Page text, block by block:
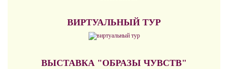
ВИРТУАЛЬНЫЙ ТУР
ВЫСТАВКА "ОБРАЗЫ ЧУВСТВ"